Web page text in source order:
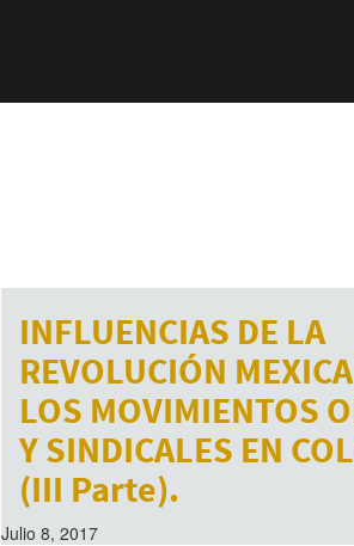
INFLUENCIAS DE LA
REVOLUCIÓN
LOS MOVIMIENTOS
Y SINDICALES EN
(III Parte).
Julio 8, 2017